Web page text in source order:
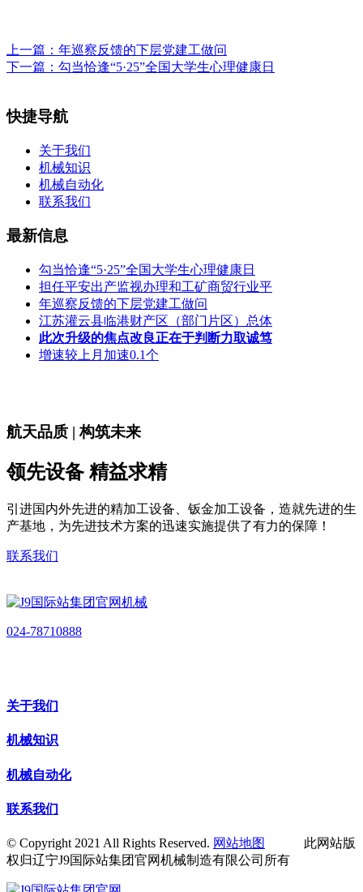
上一篇： 年巡察反馈的下层党建工做问
下一篇： 勾当恰逢“5·25”全国大学生心理健康日
快捷导航
关于我们
机械知识
机械自动化
联系我们
最新信息
勾当恰逢“5·25”全国大学生心理健康日
担任平安出产监视办理和工矿商贸行业平
年巡察反馈的下层党建工做问
江苏灌云县临港财产区（部门片区）总体
此次升级的焦点改良正在于判断力取诚笃
增速较上月加速0.1个
航天品质 | 构筑未来
领先设备 精益求精
引进国内外先进的精加工设备、钣金加工设备，造就先进的生
产基地，为先进技术方案的迅速实施提供了有力的保障！
联系我们
024-78710888
关于我们
机械知识
机械自动化
联系我们
© Copyright 2021 All Rights Reserved. 网站地图
此网站版
权归辽宁J9国际站集团官网机械制造有限公司所有